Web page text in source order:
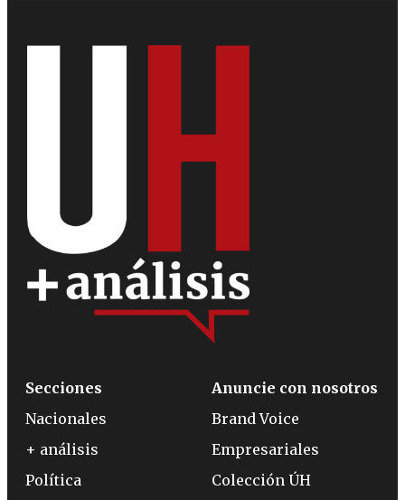
Secciones
Nacionales
+ análisis
Política
Anuncie con nosotros
Brand Voice
Empresariales
Colección ÚH